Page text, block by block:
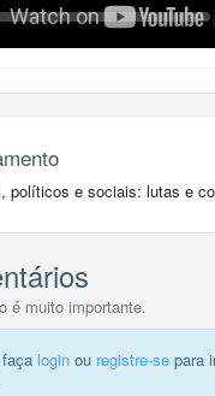
Seek
políticos e sociais: lutas e
é muito importante.
login ou registre-se para